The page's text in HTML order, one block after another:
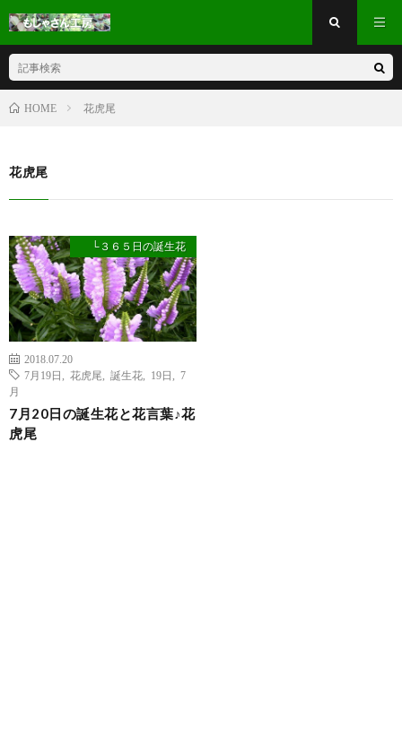
HOME 花虎尾
花虎尾
└３６５日の誕生花
2018.07.20
7月19日
花虎尾 誕生花 19日
7
月
7月20日の誕生花と花言葉♪花
虎尾